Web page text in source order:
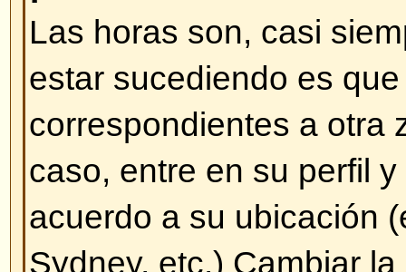
mensajes ingresados o se
ciertos usuarios (administrador,
especiales). Por favor, no
mensajes innecesarios sólo
Rango, no hay ningún beneficio
Rangos.
Volver arriba